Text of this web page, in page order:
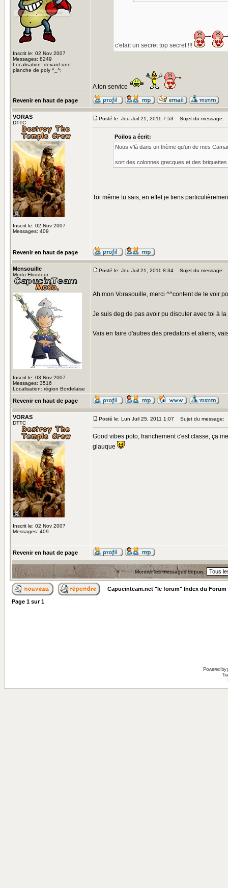
Inscrit le: 02 Nov 2007
Messages: 8249
Localisation: devant une
planche de poly ^_^;
c'etait un secret top secret !!!
A ton service
Revenir en haut de page
VORAS
DTTC
Inscrit le: 02 Nov 2007
Messages: 409
Posté le: Jeu Juil 21, 2011 7:53 Sujet du message:
Poilos a écrit:
Nous v'là dans un thème qu'un de mes
sort des colonnes grecques et des briquettes
Toi même tu sais, en effet je tiens
Revenir en haut de page
Mensouille
Modo Floodeur
Inscrit le: 03 Nov 2007
Messages: 3516
Localisation: région Bordelaise
Posté le: Jeu Juil 21, 2011 8:34 Sujet du message:
Ah mon Vorasouille, merci ^^content de te voir
Je suis deg de pas avoir pu discuter avec toi à
Vais en faire d'autres des predators et aliens,
Revenir en haut de page
VORAS
DTTC
Inscrit le: 02 Nov 2007
Messages: 409
Posté le: Lun Juil 25, 2011 1:07 Sujet du message:
Good vibes poto, franchement c'est classe, ça
glauque
Revenir en haut de page
Montrer les messages depuis:
Capucinteam.net "le forum" Index du Forum
Page 1 sur1
Powered by